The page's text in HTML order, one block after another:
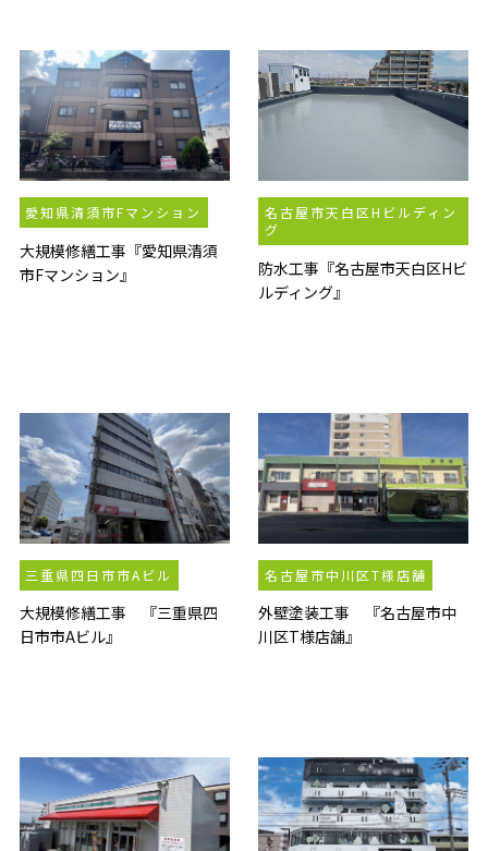
愛知県清須市Fマンション
大規模修繕工事『愛知県清須
市Fマンション』
名古屋市天白区Hビルディン
グ
防水工事『名古屋市天白区Hビ
ルディング』
三重県四日市市Aビル
大規模修繕工事 『三重県四
日市市Aビル』
名古屋市中川区T様店舗
外壁塗装工事 『名古屋市中
川区T様店舗』